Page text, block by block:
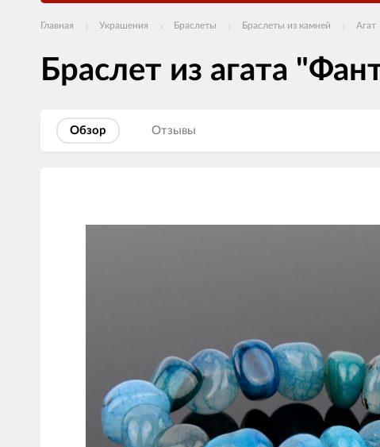
Главная Украшения Браслеты Браслеты из камней Агат
Браслет из агата
Обзор Отзывы